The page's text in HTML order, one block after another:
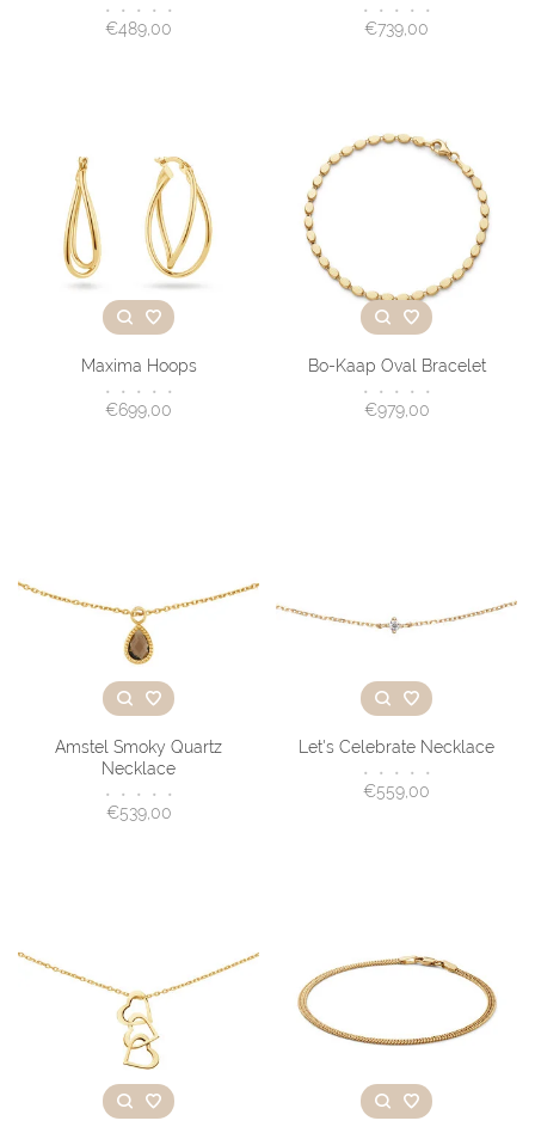
• • • • •
€489,00
• • • • •
€739,00
Maxima Hoops
• • • • •
€699,00
Bo-Kaap Oval Bracelet
• • • • •
€979,00
Amstel Smoky Quartz
Necklace
• • • • •
€539,00
Let's Celebrate Necklace
• • • • •
€559,00